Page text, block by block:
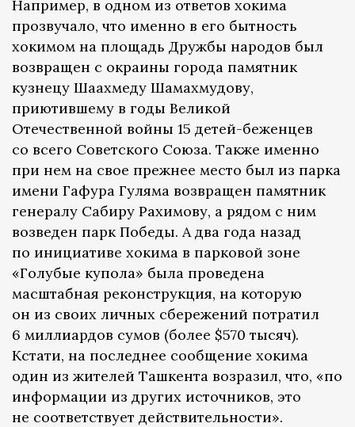
Например, в одном из ответов хокима
прозвучало, что именно в его бытность
хокимом на площадь Дружбы народов был
возвращен с окраины города памятник
кузнецу Шаахмеду Шамахмудову,
приютившему в годы Великой
Отечественной войны 15 детей-беженцев
со всего Советского Союза. Также именно
при нем на свое прежнее место был из парка
имени Гафура Гуляма возвращен памятник
генералу Сабиру Рахимову, а рядом с ним
возведен парк Победы. А два года назад
по инициативе хокима в парковой зоне
«Голубые купола» была проведена
масштабная реконструкция, на которую
он из своих личных сбережений потратил
6 миллиардов сумов (более $570 тысяч).
Кстати, на последнее сообщение хокима
один из жителей Ташкента возразил, что, «по
информации из других источников, это
не соответствует действительности».